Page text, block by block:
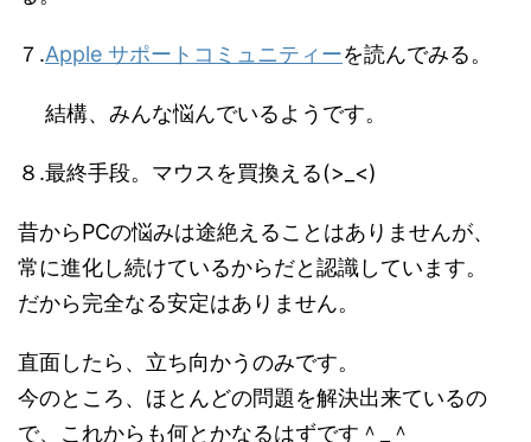
７.Apple サポートコミュニティーを読んでみる。
結構、みんな悩んでいるようです。
８.最終手段。マウスを買換える(>_<)
昔からPCの悩みは途絶えることはありませんが、
常に進化し続けているからだと認識しています。
だから完全なる安定はありません。
直面したら、立ち向かうのみです。
今のところ、ほとんどの問題を解決出来ているの
で、これからも何とかなるはずです＾_＾